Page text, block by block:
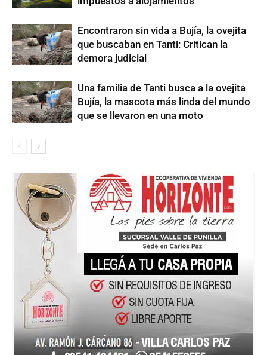
Encontraron sin vida a Bujía, la ovejita
que buscaban en Tanti: Critican la
demora judicial
Una familia de Tanti busca a la ovejita
Bujía, la mascota más linda del mundo
que se llevaron en una moto